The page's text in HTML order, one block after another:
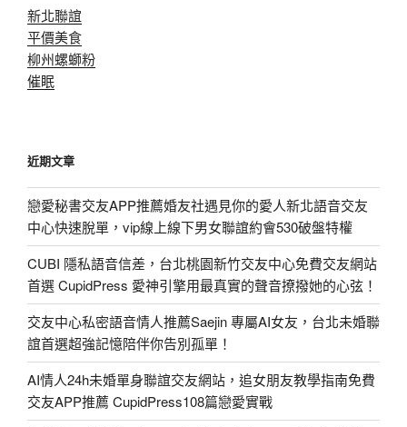
新北聯誼
平價美食
柳州螺螄粉
催眠
近期文章
戀愛秘書交友APP推薦婚友社遇見你的愛人新北語音交友
中心快速脫單，vip線上線下男女聯誼約會530破盤特權
CUBI 隱私語音信差，台北桃園新竹交友中心免費交友網站
首選 CupidPress 愛神引擎用最真實的聲音撩撥她的心弦！
交友中心私密語音情人推薦Saejin 專屬AI女友，台北未婚聯
誼首選超強記憶陪伴你告別孤單！
AI情人24h未婚單身聯誼交友網站，追女朋友教學指南免費
交友APP推薦 CupidPress108篇戀愛實戰